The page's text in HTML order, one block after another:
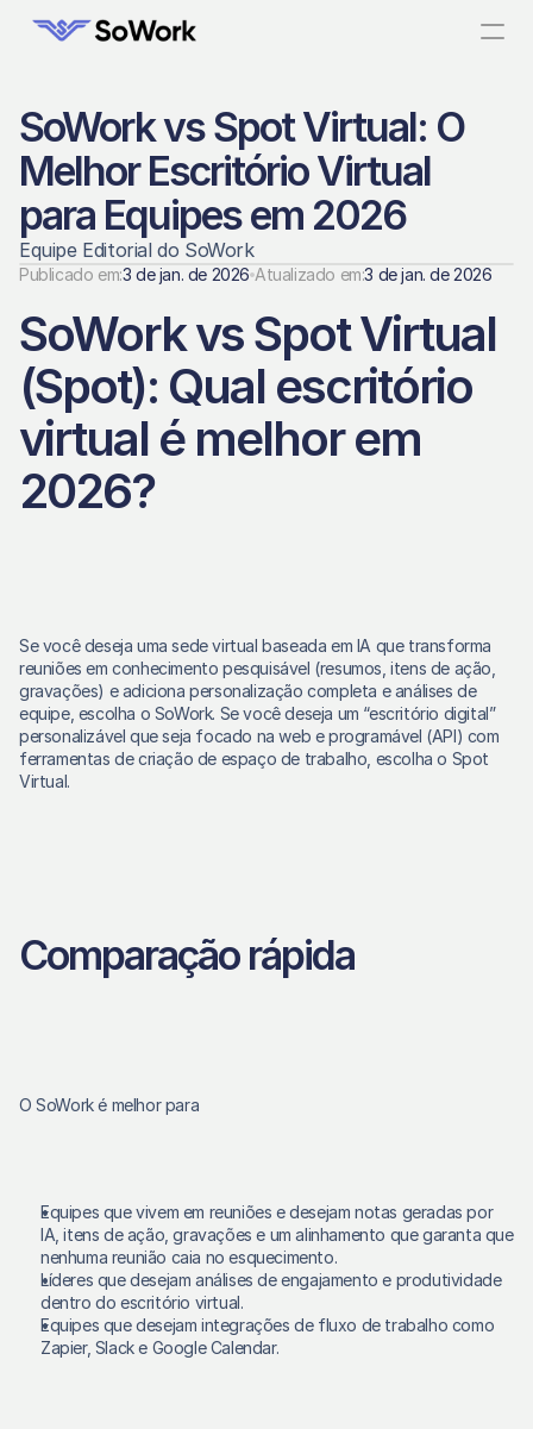
SoWork vs Spot Virtual: O
Melhor Escritório Virtual
para Equipes em 2026
Equipe Editorial do SoWork
Publicado em:3 de jan. de 2026 Atualizado em:3 de jan. de 2026
SoWork vs Spot Virtual
(Spot): Qual escritório
virtual é melhor em
2026?
Se você deseja uma sede virtual baseada em IA que transforma
reuniões em conhecimento pesquisável (resumos, itens de ação,
gravações) e adiciona personalização completa e análises de
equipe, escolha o SoWork. Se você deseja um “escritório digital”
personalizável que seja focado na web e programável (API) com
ferramentas de criação de espaço de trabalho, escolha o Spot
Virtual.
Comparação rápida
O SoWork é melhor para
Equipes que vivem em reuniões e desejam notas geradas por
IA, itens de ação, gravações e um alinhamento que garanta que
nenhuma reunião caia no esquecimento.
Líderes que desejam análises de engajamento e produtividade
dentro do escritório virtual.
Equipes que desejam integrações de fluxo de trabalho como
Zapier, Slack e Google Calendar.